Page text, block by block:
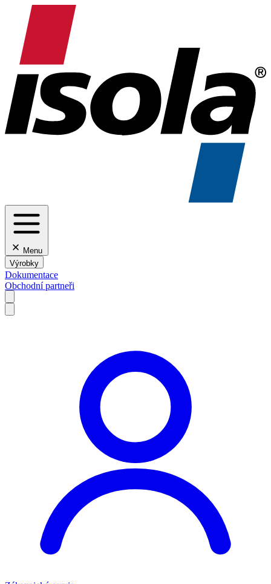
Menu
Výrobky
Dokumentace
Obchodní partneři